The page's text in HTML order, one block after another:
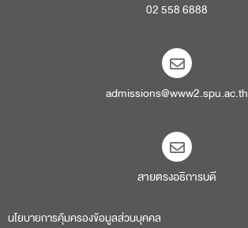
02 558 6888
admissions@www2.spu.ac.th
สายตรงอธิการบดี​
นโยบายการคุ้มครองข้อมูลส่วนบุคคล